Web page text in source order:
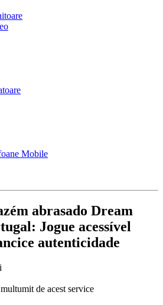
Mobile
abrasado Dream
Jogue acessível
autenticidade
de acest service